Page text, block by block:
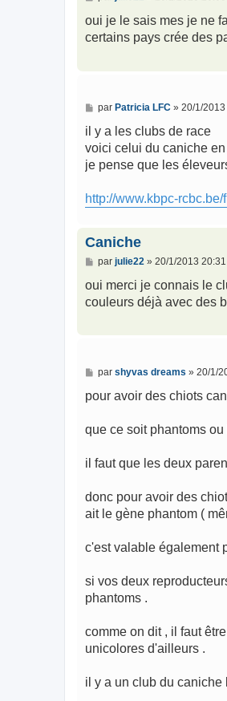
s
a
oui je le sais mes je ne
certains pays crée des
M
s
s
a
g
e
par Patricia LFC» 20/1/2013
il y a les clubs de race
voici celui du caniche
je pense que les
http://www.kbpc-
Caniche
M
s
a
par julie22 » 20/1/2013 20:31
oui merci je connais le
couleurs déjà avec des
M
s
g
par shyvas dreams » 20/1/
pour avoir des chiots
que ce soit phantoms
il faut que les deux
donc pour avoir des
ait le gène phantom (
c'est valable également
si vos deux
phantoms .
comme on dit , il faut
unicolores d'ailleurs .
il y a un club du